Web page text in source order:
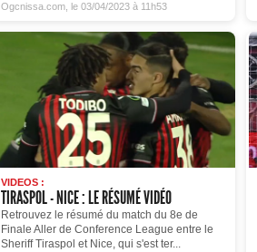
Ogcnissa.com, le 03/04/2023 à 11h53
VIDEOS :
TIRASPOL - NICE : LE RÉSUMÉ VIDÉO
Retrouvez le résumé du match du 8e de
Finale Aller de Conference League entre le
Sheriff Tiraspol et Nice, qui s'est ter...